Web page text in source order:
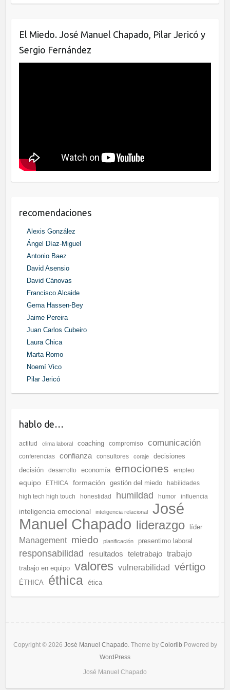
k
El Miedo. José Manuel Chapado, Pilar Jericó y
Sergio Fernández
recomendaciones
Alexis González
Ángel Díaz-Miguel
Antonio Baez
David Asensio
David Cánovas
Francisco Alcaide
Gema Hassen-Bey
Jaime Pereira
Juan Carlos Cubeiro
Laura Chica
Marta Romo
Noemí Vico
Pilar Jericó
hablo de…
actitud clima laboral coaching compromiso comunicación
conferencias confianza consultores coraje
decisiones
decisión
desarrollo economía emociones empleo
equipo ETHICA formación gestión del miedo
habilidades
high tech high touch
honestidad humildad humor influencia
inteligencia emocional inteligencia relacional
José
Manuel Chapado liderazgo líder
Management miedo planificación presentimo laboral
responsabilidad resultados teletrabajo trabajo
trabajo en equipo valores vulnerabilidad vértigo
ÉTHICA éthica ética
Copyright © 2026 José Manuel Chapado. Theme by Colorlib Powered by
WordPress
José Manuel Chapado